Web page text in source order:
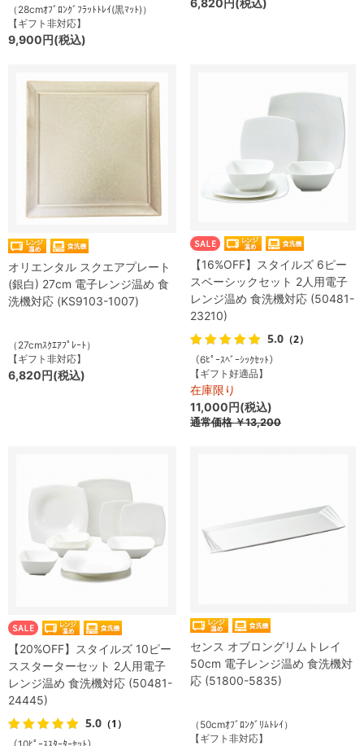
（28cmｵﾌﾞﾛﾝｸﾞﾌﾗｯﾄﾄﾚｲ(黒ﾏｯﾄ)）
【ギフト非対応】
9,900円(税込)
6,820円(税込)
オリエンタル スクエアプレート
(銀白) 27cm 電子レンジ温め 食
洗機対応 (KS9103-1007)
（27cmｽｸｴｱﾌﾟﾚｰﾄ）
【ギフト非対応】
6,820円(税込)
【16%OFF】スタイルズ 6ピー
スベーシックセット 2人用電子
レンジ温め 食洗機対応 (50481-
23210)
5.0 （2）
（6ﾋﾟｰｽﾍﾞｰｼｯｸｾｯﾄ）
【ギフト好適品】
在庫限り
11,000円(税込)
通常価格￥13,200
【20%OFF】スタイルズ 10ピー
ススターターセット 2人用電子
レンジ温め 食洗機対応 (50481-
24445)
5.0 （1）
センス オブロングリムトレイ
50cm 電子レンジ温め 食洗機対
応 (51800-5835)
（50cmｵﾌﾞﾛﾝｸﾞﾘﾑﾄﾚｲ）
【ギフト非対応】